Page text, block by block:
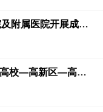
走进院系|技术转化研究院走进医学院及附属医院开展成果转化政策宣讲
浙江大学8项硬核科技成果在浙江省“高校—高新区—高新技术企业”产学研供需对接活动中展示